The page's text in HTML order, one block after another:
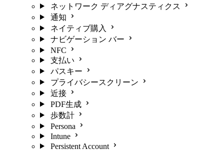
ネットワーク ディアグナスティクス
通知
ネイティブ購入
ナビゲーション バー
NFC
支払い
パスキー
プライバシースクリーン
近接
PDF生成
歩数計
Persona
Intune
Persistent Account